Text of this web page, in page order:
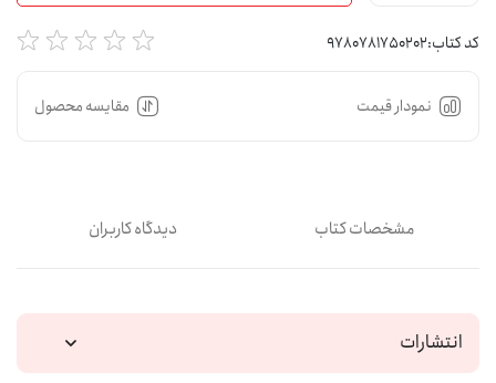
کد کتاب:9780781750202
نمودار قیمت مقایسه محصول
مشخصات کتاب دیدگاه کاربران
انتشارات